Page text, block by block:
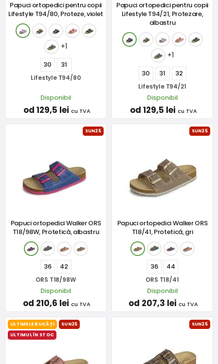
Papuci ortopedici pentru copii
Lifestyle T94/80, Proteze, violet
+1
30 31
Lifestyle T94/80
Disponibil
od 129,5 lei cu TVA
Papuci ortopedici pentru copii
Lifestyle T94/21, Protezare,
albastru
+1
30 31 32
Lifestyle T94/21
Disponibil
od 129,5 lei cu TVA
SUN25
Papuci ortopedici Walker ORS
T18/98W, Protetică, albastru
36 42
ORS T18/98W
Disponibil
od 210,6 lei cu TVA
SUN25
Papuci ortopedici Walker ORS
T18/41, Protetică, gri
36 44
ORS T18/41
Disponibil
od 207,3 lei cu TVA
ULTIMELE BUCĂȚI
SUN25
ULTIMUL ÎN STOC
SUN25